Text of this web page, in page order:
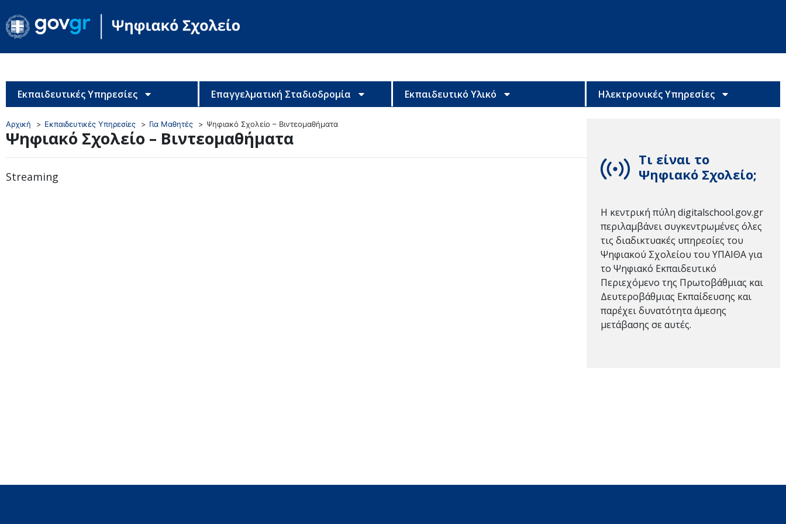
Εκπαιδευτικές Υπηρεσίες Επαγγελματική Σταδιοδρομία Εκπαιδευτικό Υλικό Ηλεκτρονικές Υπηρεσίες
Αρχική Εκπαιδευτικές Υπηρεσίες Για Μαθητές Ψηφιακό Σχολείο – Βιντεομαθήματα
Ψηφιακό Σχολείο – Βιντεομαθήματα
Streaming
Τι είναι το
Ψηφιακό Σχολείο;
Η κεντρική πύλη digitalschool.gov.gr
περιλαμβάνει συγκεντρωμένες όλες
τις διαδικτυακές υπηρεσίες του
Ψηφιακού Σχολείου του ΥΠΑΙΘΑ για
το Ψηφιακό Εκπαιδευτικό
Περιεχόμενο της Πρωτοβάθμιας και
Δευτεροβάθμιας Εκπαίδευσης και
παρέχει δυνατότητα άμεσης
μετάβασης σε αυτές.